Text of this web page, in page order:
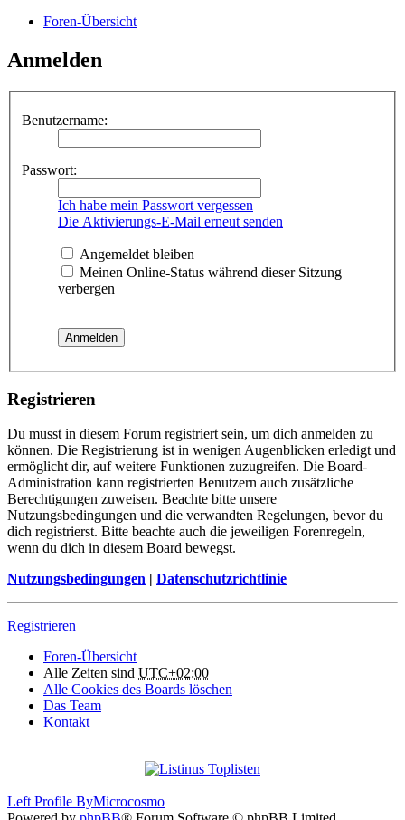
Foren-Übersicht
Anmelden
Benutzername:
Passwort:
Ich habe mein Passwort vergessen
Die Aktivierungs-E-Mail erneut senden
Angemeldet bleiben
Meinen Online-Status während dieser Sitzung
verbergen
Registrieren
Du musst in diesem Forum registriert sein, um dich anmelden zu
können. Die Registrierung ist in wenigen Augenblicken erledigt und
ermöglicht dir, auf weitere Funktionen zuzugreifen. Die Board-
Administration kann registrierten Benutzern auch zusätzliche
Berechtigungen zuweisen. Beachte bitte unsere
Nutzungsbedingungen und die verwandten Regelungen, bevor du
dich registrierst. Bitte beachte auch die jeweiligen Forenregeln,
wenn du dich in diesem Board bewegst.
Nutzungsbedingungen | Datenschutzrichtlinie
Registrieren
Foren-Übersicht
Alle Zeiten sind UTC+02:00
Alle Cookies des Boards löschen
Das Team
Kontakt
Left Profile ByMicrocosmo